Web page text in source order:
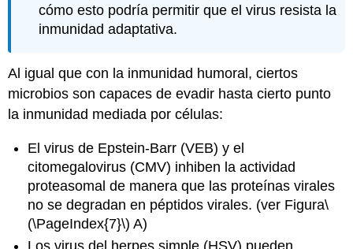
cómo esto podría permitir que el virus resista la
inmunidad adaptativa.
Al igual que con la inmunidad humoral, ciertos
microbios son capaces de evadir hasta cierto punto
la inmunidad mediada por células:
Elvirus de Epstein-Barr (VEB) y el
citomegalovirus (CMV) inhiben la actividad
proteasomal de manera que las proteínas virales
no se degradan en péptidos virales. (ver Figura\
(\PageIndex{7}\) A)